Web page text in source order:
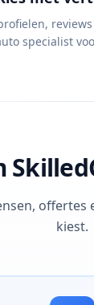
specialist
offertes
kiest.